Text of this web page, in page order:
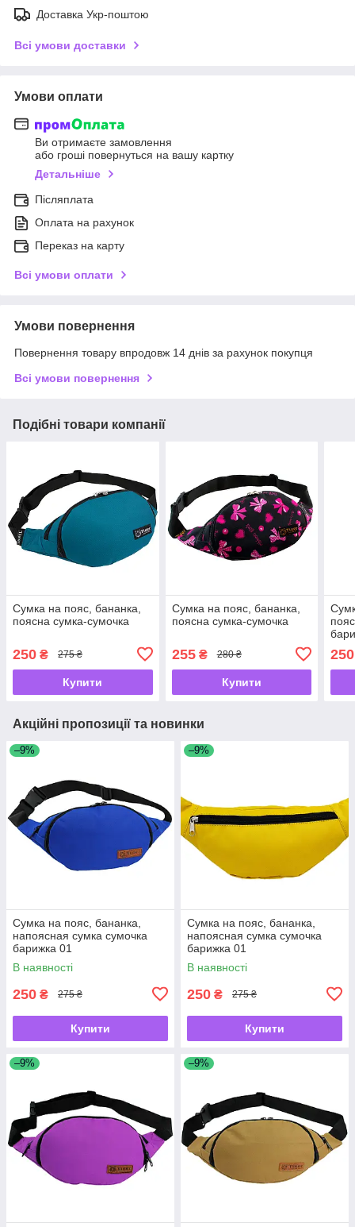
Доставка Укр-поштою
Всі умови доставки
Умови оплати
Ви отримаєте замовлення
або гроші повернуться на вашу картку
Детальніше
Післяплата
Оплата на рахунок
Переказ на карту
Всі умови оплати
Умови повернення
Повернення товару впродовж 14 днів за рахунок покупця
Всі умови повернення
Подібні товари компанії
Сумка на пояс, бананка,
поясна сумка-сумочка
250 ₴ 275 ₴
Купити
Сумка на пояс, бананка,
поясна сумка-сумочка
255₴ 280 ₴
Купити
250
Акційні пропозиції та новинки
–9%
Сумка на пояс, бананка,
напоясная сумка сумочка
барижка 01
В наявності
250 ₴ 275 ₴
Купити
–9%
Сумка на пояс, бананка,
напоясная сумка сумочка
барижка 01
В наявності
250 ₴ 275 ₴
Купити
–9% –9%